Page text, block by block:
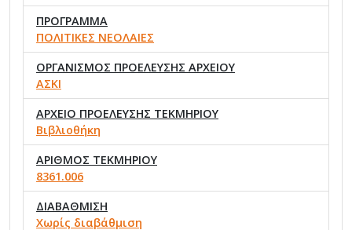
ΠΡΟΓΡΑΜΜΑ
ΠΟΛΙΤΙΚΕΣ ΝΕΟΛΑΙΕΣ
ΟΡΓΑΝΙΣΜΟΣ ΠΡΟΕΛΕΥΣΗΣ ΑΡΧΕΙΟΥ
ΑΣΚΙ
ΑΡΧΕΙΟ ΠΡΟΕΛΕΥΣΗΣ ΤΕΚΜΗΡΙΟΥ
Βιβλιοθήκη
ΑΡΙΘΜΟΣ ΤΕΚΜΗΡΙΟΥ
8361.006
ΔΙΑΒΑΘΜΙΣΗ
Χωρίς διαβάθμιση